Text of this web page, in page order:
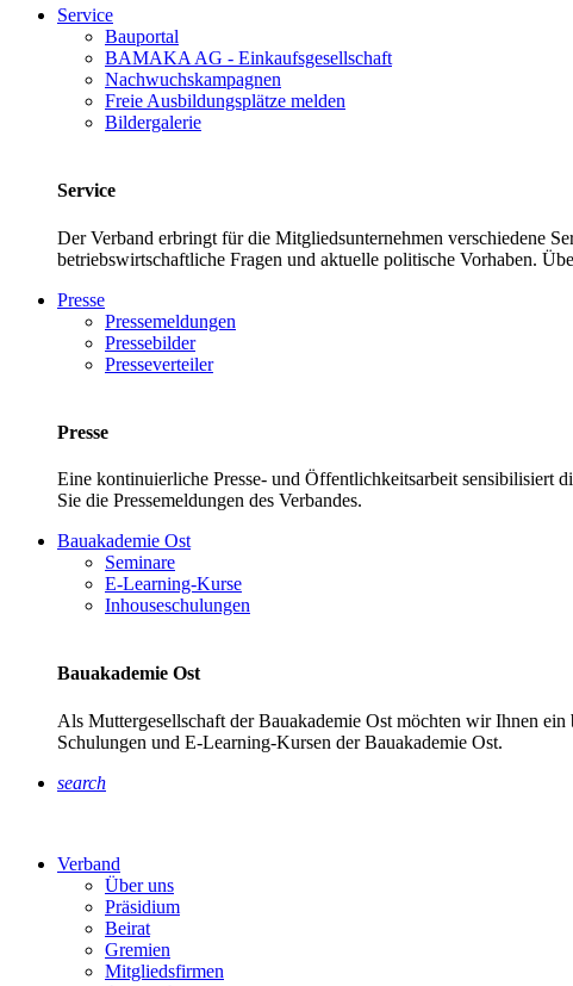
Service
Bauportal
BAMAKA AG - Einkaufsgesellschaft
Nachwuchskampagnen
Freie Ausbildungsplätze melden
Bildergalerie
Service
Der Verband erbringt für die Mitgliedsunternehmen verschiedene
betriebswirtschaftliche Fragen und aktuelle politische Vorhaben.
Presse
Pressemeldungen
Pressebilder
Presseverteiler
Presse
Eine kontinuierliche Presse- und Öffentlichkeitsarbeit sensibilisiert
Sie die Pressemeldungen des Verbandes.
Bauakademie Ost
Seminare
E-Learning-Kurse
Inhouseschulungen
Bauakademie Ost
Als Muttergesellschaft der Bauakademie Ost möchten wir Ihnen
Schulungen und E-Learning-Kursen der Bauakademie Ost.
search
Verband
Über uns
Präsidium
Beirat
Gremien
Mitgliedsfirmen